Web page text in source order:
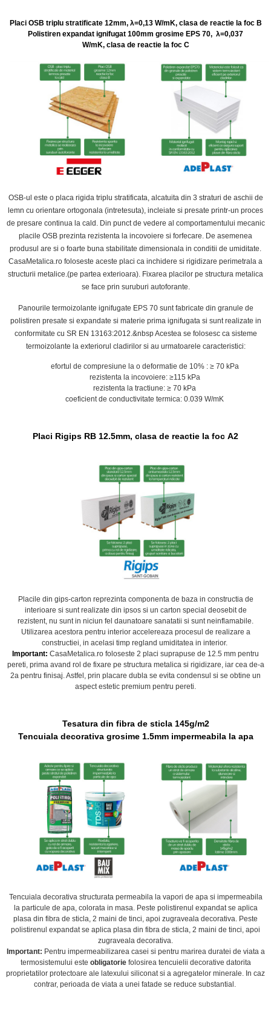
Placi OSB triplu stratificate 12mm, λ=0,13 W/mK, clasa de reactie la foc B
Polistiren expandat ignifugat 100mm grosime EPS 70, λ=0,037
W/mK, clasa de reactie la foc C
OSB-ul este o placa rigida triplu stratificata, alcatuita din 3 straturi de aschii de
lemn cu orientare ortogonala (intretesuta), incleiate si presate printr-un proces
de presare continua la cald. Din punct de vedere al comportamentului mecanic
placile OSB prezinta rezistenta la incovoiere si forfecare. De asemenea
produsul are si o foarte buna stabilitate dimensionala in conditii de umiditate.
CasaMetalica.ro foloseste aceste placi ca inchidere si rigidizare perimetrala a
structurii metalice.(pe partea exterioara). Fixarea placilor pe structura metalica
se face prin suruburi autoforante.
Panourile termoizolante ignifugate EPS 70 sunt fabricate din granule de
polistiren presate si expandate si materie prima ignifugata si sunt realizate in
conformitate cu SR EN 13163:2012.&nbsp Acestea se folosesc ca sisteme
termoizolante la exteriorul cladirilor si au urmatoarele caracteristici:
efortul de compresiune la o deformatie de 10% : ≥ 70 kPa
rezistenta la incovoiere: ≥115 kPa
rezistenta la tractiune: ≥ 70 kPa
coeficient de conductivitate termica: 0.039 W/mK
Placi Rigips RB 12.5mm, clasa de reactie la foc A2
Placile din gips-carton reprezinta componenta de baza in constructia de
interioare si sunt realizate din ipsos si un carton special deosebit de
rezistent, nu sunt in niciun fel daunatoare sanatatii si sunt neinflamabile.
Utilizarea acestora pentru interior accelereaza procesul de realizare a
constructiei, in acelasi timp regland umiditatea in interior.
Important: CasaMetalica.ro foloseste 2 placi suprapuse de 12.5 mm pentru
pereti, prima avand rol de fixare pe structura metalica si rigidizare, iar cea de-a
2a pentru finisaj. Astfel, prin placare dubla se evita condensul si se obtine un
aspect estetic premium pentru pereti.
Tesatura din fibra de sticla 145g/m2
Tencuiala decorativa grosime 1.5mm impermeabila la apa
Tencuiala decorativa structurata permeabila la vapori de apa si impermeabila
la particule de apa, colorata in masa. Peste polistirenul expandat se aplica
plasa din fibra de sticla, 2 maini de tinci, apoi zugraveala decorativa. Peste
polistirenul expandat se aplica plasa din fibra de sticla, 2 maini de tinci, apoi
zugraveala decorativa.
Important: Pentru impermeabilizarea casei si pentru marirea duratei de viata a
termosistemului este obligatorie folosirea tencuielii decorative datorita
proprietatilor protectoare ale latexului siliconat si a agregatelor minerale. In caz
contrar, perioada de viata a unei fatade se reduce substantial.